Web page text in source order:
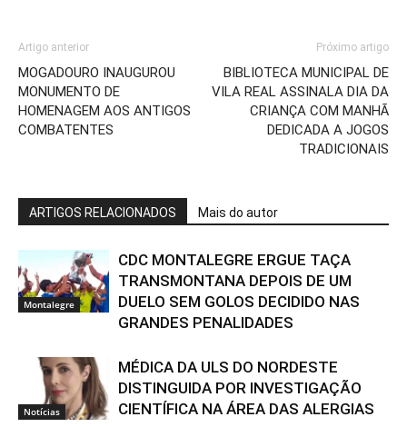
Artigo anterior
MOGADOURO INAUGUROU
MONUMENTO DE
HOMENAGEM AOS ANTIGOS
COMBATENTES
Próximo artigo
BIBLIOTECA MUNICIPAL DE
VILA REAL ASSINALA DIA DA
CRIANÇA COM MANHÃ
DEDICADA A JOGOS
TRADICIONAIS
ARTIGOS RELACIONADOS Mais do autor
Montalegre
CDC MONTALEGRE ERGUE TAÇA
TRANSMONTANA DEPOIS DE UM
DUELO SEM GOLOS DECIDIDO NAS
GRANDES PENALIDADES
Notícias
MÉDICA DA ULS DO NORDESTE
DISTINGUIDA POR INVESTIGAÇÃO
CIENTÍFICA NA ÁREA DAS ALERGIAS